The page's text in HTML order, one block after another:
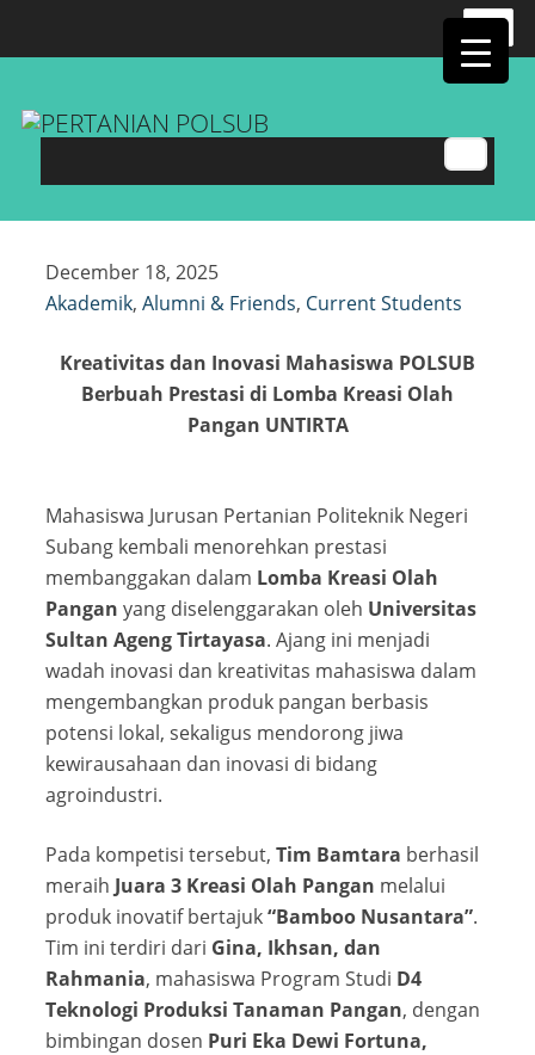
Search
for:
December 18, 2025
Akademik, Alumni & Friends, Current Students
Kreativitas dan Inovasi Mahasiswa POLSUB
Berbuah Prestasi di Lomba Kreasi Olah
Pangan UNTIRTA
Mahasiswa Jurusan Pertanian Politeknik Negeri
Subang kembali menorehkan prestasi
membanggakan dalam Lomba Kreasi Olah
Pangan yang diselenggarakan oleh Universitas
Sultan Ageng Tirtayasa. Ajang ini menjadi
wadah inovasi dan kreativitas mahasiswa dalam
mengembangkan produk pangan berbasis
potensi lokal, sekaligus mendorong jiwa
kewirausahaan dan inovasi di bidang
agroindustri.
Pada kompetisi tersebut, Tim Bamtara berhasil
meraih Juara 3 Kreasi Olah Pangan melalui
produk inovatif bertajuk“Bamboo Nusantara”.
Tim ini terdiri dari Gina, Ikhsan, dan
Rahmania, mahasiswa Program Studi D4
Teknologi Produksi Tanaman Pangan, dengan
bimbingan dosen Puri Eka Dewi Fortuna,